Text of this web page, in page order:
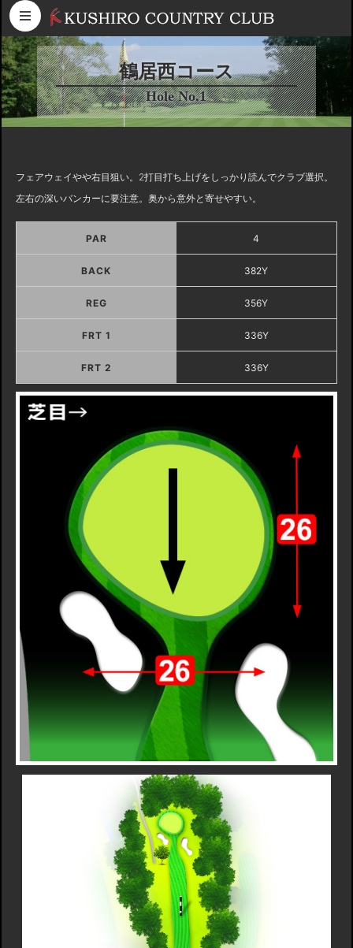
コンテンツへスキップ
鶴居西コース
Hole No.1
フェアウェイやや右目狙い。2打目打ち上げをしっかり読んでクラブ選択。
左右の深いバンカーに要注意。奥から意外と寄せやすい。
PAR 4
BACK 382Y
REG 356Y
FRT 1 336Y
FRT 2 336Y